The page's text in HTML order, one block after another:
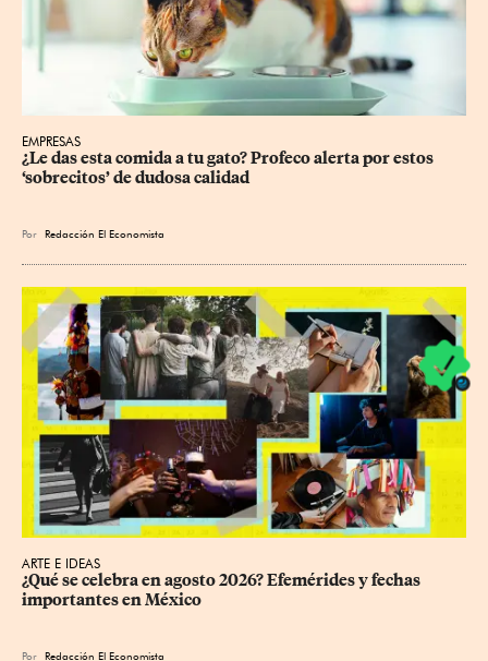
EMPRESAS
¿Le das esta comida a tu gato? Profeco alerta por estos
‘sobrecitos’ de dudosa calidad
Por Redacción El Economista
ARTE E IDEAS
¿Qué se celebra en agosto 2026? Efemérides y fechas
importantes en México
Por Redacción El Economista